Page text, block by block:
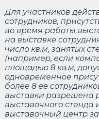
Для участников
сотрудников,
во время работы
на выставке
число кв.м, занятых
(например, если
площадью 8 кв.м,
одновременное
более 8 ее
выставки разрешена
выставочного стенда
выставочный центр